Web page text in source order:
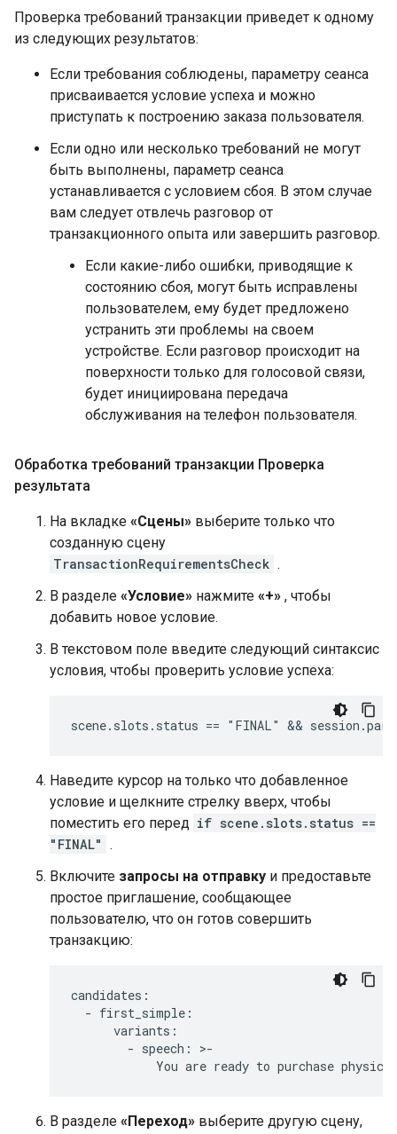
Проверка требований транзакции приведет к одному
из следующих результатов:
Если требования соблюдены, параметру сеанса
присваивается условие успеха и можно
приступать к построению заказа пользователя.
Если одно или несколько требований не могут
быть выполнены, параметр сеанса
устанавливается с условием сбоя. В этом случае
вам следует отвлечь разговор от
транзакционного опыта или завершить разговор.
Если какие-либо ошибки, приводящие к
состоянию сбоя, могут быть исправлены
пользователем, ему будет предложено
устранить эти проблемы на своем
устройстве. Если разговор происходит на
поверхности только для голосовой связи,
будет инициирована передача
обслуживания на телефон пользователя.
Обработка требований транзакции Проверка
результата
На вкладке «Сцены» выберите только что
созданную сцену
TransactionRequirementsCheck .
В разделе «Условие» нажмите «+» , чтобы
добавить новое условие.
В текстовом поле введите следующий синтаксис
условия, чтобы проверить условие успеха:
Наведите курсор на только что добавленное
условие и щелкните стрелку вверх, чтобы
поместить его перед if scene.slots.status ==
"FINAL" .
Включите запросы на отправку и предоставьте
простое приглашение, сообщающее
пользователю, что он готов совершить
транзакцию:
candidates :
- first_simple :
variants :
- speech : >-
You are ready to purchase physical
В разделе «Переход» выберите другую сцену,